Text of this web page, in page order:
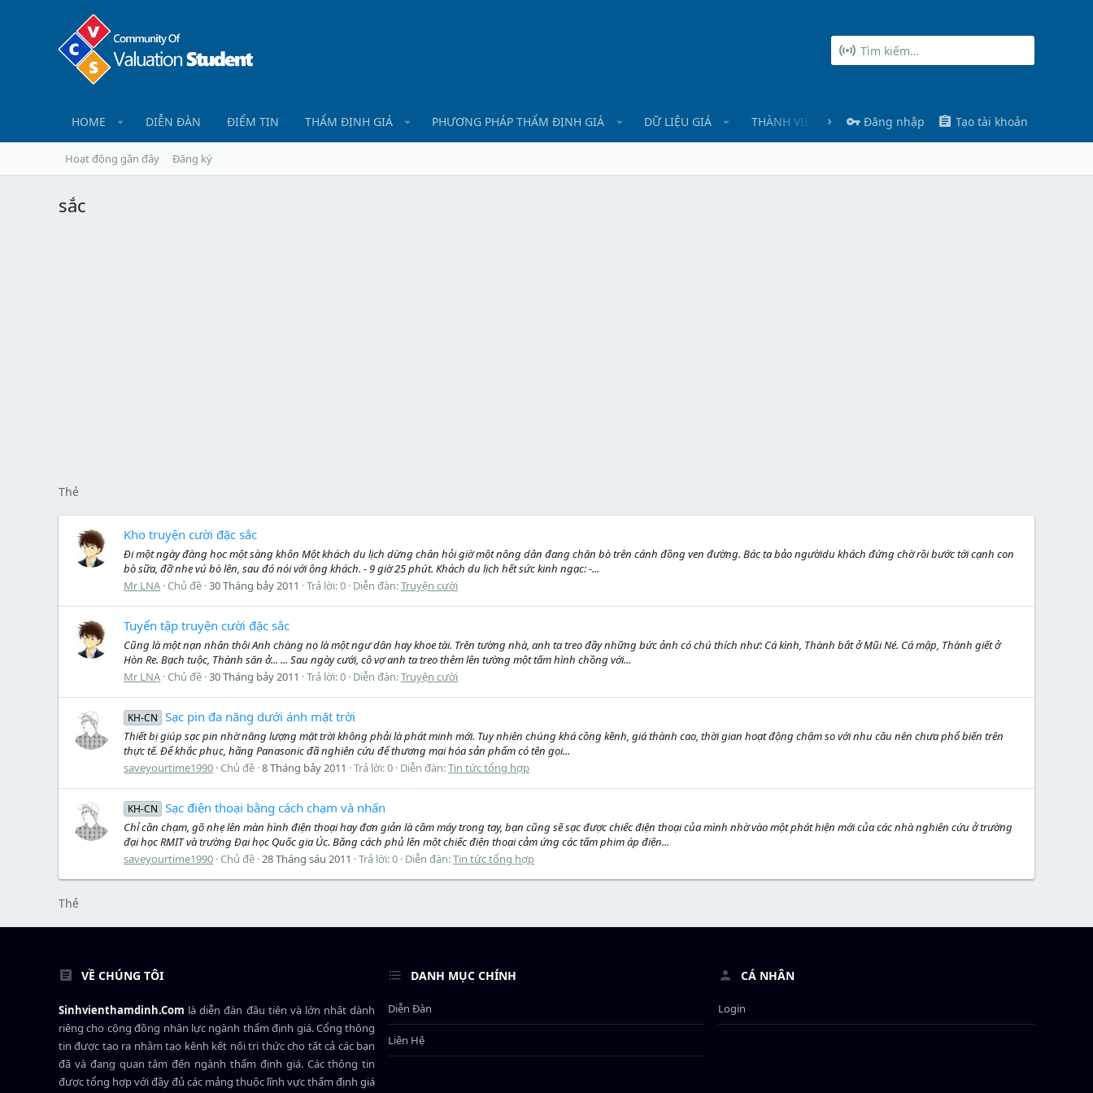
HOME DIỄN ĐÀN ĐIỂM TIN THẨM ĐỊNH GIÁ PHƯƠNG PHÁP THẨM ĐỊNH GIÁ DỮ LIỆU GIÁ THÀNH VIÊN Đăng nhập Tạo tài khoản
Hoạt động gần đây Đăng ký
sắc
Thẻ
Kho truyện cười đặc sắc
Đi một ngày đàng học một sàng khôn Một khách du lịch dừng chân hỏi giờ một nông dân đang chăn bò trên cánh đồng ven đường. Bác ta bảo ngườidu khách đứng chờ rồi bước tới cạnh con
bò sữa, đỡ nhẹ vú bò lên, sau đó nói với ông khách. - 9 giờ 25 phút. Khách du lịch hết sức kinh ngạc: -...
Mr LNA Chủ đề 30 Tháng bảy 2011 Trả lời: 0 Diễn đàn:Truyện cười
Tuyển tập truyện cười đặc sắc
Cũng là một nạn nhân thôi Anh chàng nọ là một ngư dân hay khoe tài. Trên tường nhà, anh ta treo đầy những bức ảnh có chú thích như: Cá kình, Thành bắt ở Mũi Né. Cá mập, Thành giết ở
Hòn Re. Bạch tuộc, Thành săn ở... ... Sau ngày cưới, cô vợ anh ta treo thêm lên tường một tấm hình chồng với...
Mr LNA Chủ đề 30 Tháng bảy 2011 Trả lời: 0 Diễn đàn:Truyện cười
KH-CN Sạc pin đa năng dưới ánh mặt trời
Thiết bị giúp sạc pin nhờ năng lượng mặt trời không phải là phát minh mới. Tuy nhiên chúng khá cồng kềnh, giá thành cao, thời gian hoạt động chậm so với nhu cầu nên chưa phổ biến trên
thực tế. Để khắc phục, hãng Panasonic đã nghiên cứu để thương mại hóa sản phẩm có tên gọi...
saveyourtime1990 Chủ đề 8 Tháng bảy 2011 Trả lời: 0 Diễn đàn:Tin tức tổng hợp
KH-CN Sạc điện thoại bằng cách chạm và nhấn
Chỉ cần chạm, gõ nhẹ lên màn hình điện thoại hay đơn giản là cầm máy trong tay, bạn cũng sẽ sạc được chiếc điện thoại của mình nhờ vào một phát hiện mới của các nhà nghiên cứu ở trường
đại học RMIT và trường Đại học Quốc gia Úc. Bằng cách phủ lên một chiếc điện thoại cảm ứng các tấm phim áp điện...
saveyourtime1990 Chủ đề 28 Tháng sáu 2011 Trả lời: 0 Diễn đàn:Tin tức tổng hợp
Thẻ
VỀ CHÚNG TÔI
Sinhvienthamdinh.Com là diễn đàn đầu tiên và lớn nhất dành
riêng cho cộng đồng nhân lực ngành thẩm định giá. Cổng thông
tin được tạo ra nhằm tạo kênh kết nối tri thức cho tất cả các bạn
đã và đang quan tâm đến ngành thẩm định giá. Các thông tin
được tổng hợp với đầy đủ các mảng thuộc lĩnh vực thẩm định giá
DANH MỤC CHÍNH
Diễn Đàn
Liên Hệ
CÁ NHÂN
Login